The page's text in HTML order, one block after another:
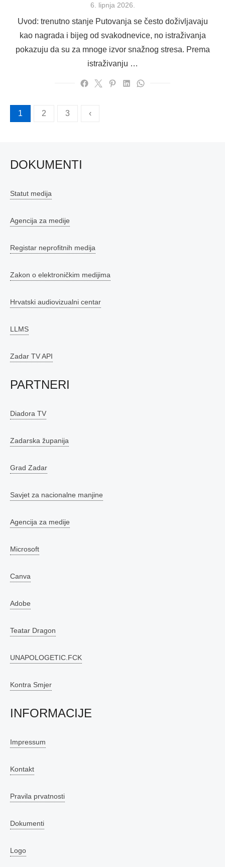
Posted
6. lipnja 2026.
Uvod: trenutno stanje Putovanja se često doživljavaju
kao nagrada i bijeg od svakodnevice, no istraživanja
pokazuju da su za mnoge izvor snažnog stresa. Prema
istraživanju …
Brojevi
1 2 3 ‹
DOKUMENTI
Statut medija
Agencija za medije
Registar neprofitnih medija
Zakon o elektroničkim medijima
Hrvatski audiovizualni centar
LLMS
Zadar TV API
PARTNERI
Diadora TV
Zadarska županija
Grad Zadar
Savjet za nacionalne manjine
Agencija za medije
Microsoft
Canva
Adobe
Teatar Dragon
UNAPOLOGETIC.FCK
Kontra Smjer
INFORMACIJE
Impressum
Kontakt
Pravila prvatnosti
Dokumenti
Logo